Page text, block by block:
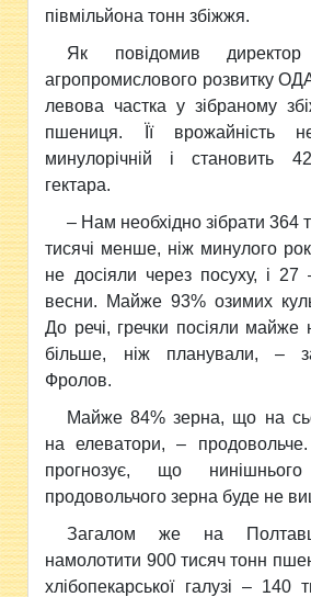
півмільйона тонн збіжжя.
Як повідомив директор
агропромислового розвитку
левова частка у зібраному
пшениця. Її врожайність
минулорічній і становить
гектара.
– Нам необхідно зібрати 364
тисячі менше, ніж минулого
не досіяли через посуху, і 27
весни. Майже 93% озимих
До речі, гречки посіяли майже
більше, ніж планували, –
Фролов.
Майже 84% зерна, що на
на елеватори, –
прогнозує, що
продовольчого зерна буде не
Загалом же на
намолотити 900 тисяч тонн
хлібопекарської галузі – 140